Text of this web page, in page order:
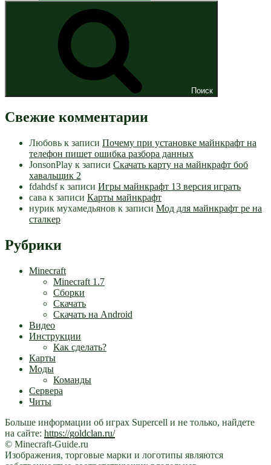
Поиск
Свежие комментарии
Любовь к записи Почему при установке майнкрафт на
телефон пишет ошибка разбора данных
JonsonPlay к записи Скачать карту на майнкрафт боб
хавальщик 2
fdahdsfк записи Игры майнкрафт 13 версия играть
сава к записи Карты майнкрафт
нурик мухамедьянов к записи Мод для майнкрафт pe на
сталкер
Рубрики
Minecraft
Minecraft 1.7
Сборки
Скачать
Скачать на Android
Видео
Инструкции
Как сделать?
Карты
Моды
Команды
Сервера
Читы
Больше информации об играх Supercell и не только, найдете
на сайте: https://goldclan.ru/
© Minecraft-Guide.ru
Изображения, торговые марки и логотипы являются